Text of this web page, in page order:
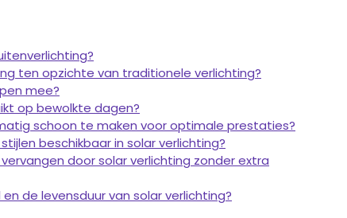
ten opzichte van traditionele verlichting?
mee?
op bewolkte dagen?
schoon te maken voor optimale prestaties?
beschikbaar in solar verlichting?
door solar verlichting zonder extra
de levensduur van solar verlichting?